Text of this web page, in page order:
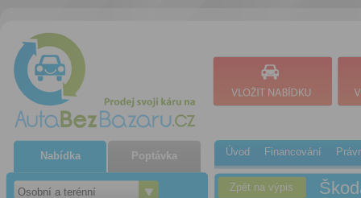
Nabídka Poptávka
Osobní a terénní
Úvod Financování
Zpět na výpis